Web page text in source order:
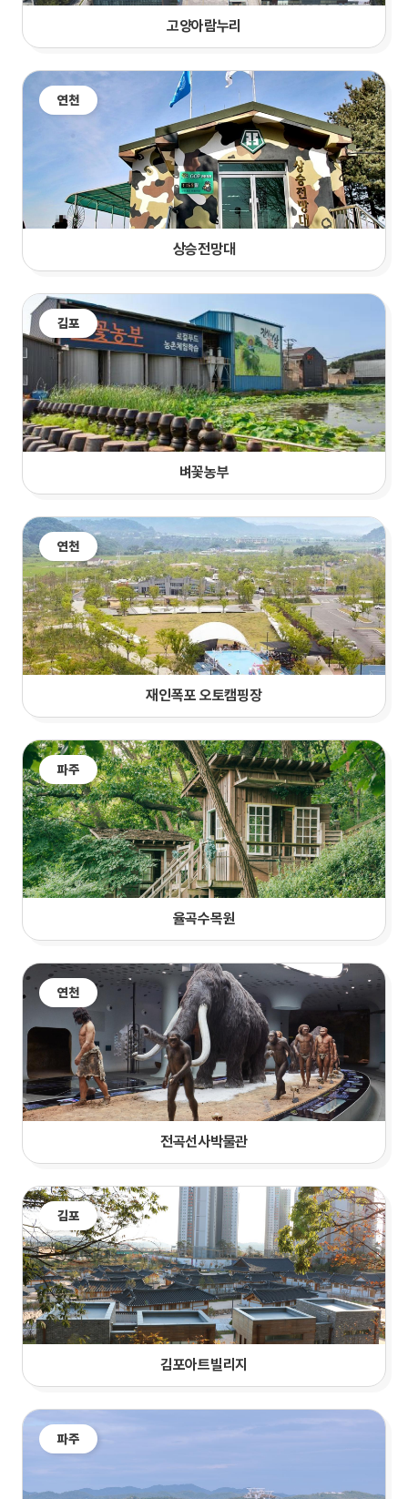
고양아람누리
연천
상승전망대
김포
벼꽃농부
연천
재인폭포 오토캠핑장
파주
율곡수목원
연천
전곡선사박물관
김포
김포아트빌리지
파주